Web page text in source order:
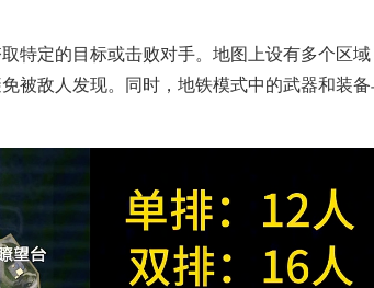
特定的目标或击败对手。地图上设有多个区域
被敌人发现。同时，地铁模式中的武器和装